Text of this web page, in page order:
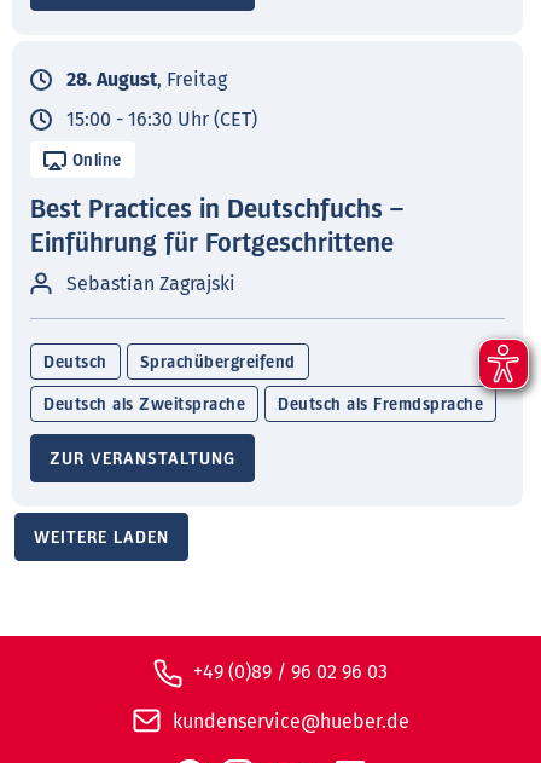
28. August, Freitag
15:00 - 16:30 Uhr (CET)
Online
Best Practices in Deutschfuchs –
Einführung für Fortgeschrittene
Sebastian Zagrajski
Deutsch Sprachübergreifend
Deutsch als Zweitsprache Deutsch als Fremdsprache
ZUR VERANSTALTUNG
WEITERE LADEN
+49 (0)89 / 96 02 96 03
kundenservice@hueber.de